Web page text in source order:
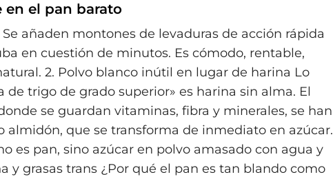
en el pan barato
añaden montones de levaduras de acción rápida
en cuestión de minutos. Es cómodo, rentable,
2. Polvo blanco inútil en lugar de harina Lo
de trigo de grado superior» es harina sin alma. El
se guardan vitaminas, fibra y minerales, se han
almidón, que se transforma de inmediato en azúcar.
es pan, sino azúcar en polvo amasado con agua y
y grasas trans ¿Por qué el pan es tan blando como